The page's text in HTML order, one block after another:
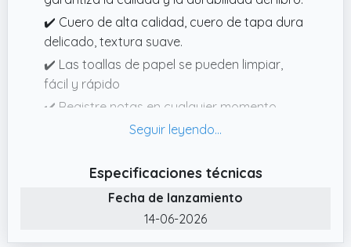
de lámina dorada en la cubierta. Esta
combinación ahorra mucho dinero y es
conveniente para obtener un conjunto de
libros de contactos portátiles al instante.
✔️ Cuero de alta calidad, cuero de tapa dura
delicado, textura suave.
✔️ Las toallas de papel se pueden limpiar,
fácil y rápido
✔️ Registre notas en cualquier momento,
busque y visualice en cualquier momento, en
los dispositivos electrónicos y los libros en
papel, la experiencia de escritura, la gestión
fácil de clasificar, la búsqueda fácil y el
Especificaciones técnicas
Fecha de lanzamiento
14-06-2026